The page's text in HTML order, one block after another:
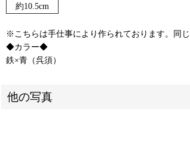
約10.5cm
※こちらは手仕事により作られております。同
◆カラー◆
鉄×青（呉須）
他の写真